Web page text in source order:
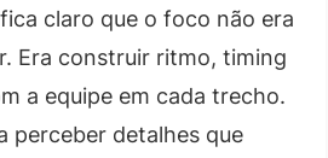
claro que o foco não era
Era construir ritmo, timing
a equipe em cada trecho.
perceber detalhes que